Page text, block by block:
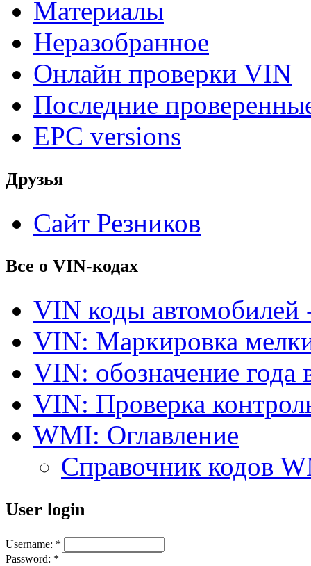
Материалы
Неразобранное
Онлайн проверки VIN
Последние
EPC versions
Друзья
Сайт Резников
Все о VIN-кодах
VIN коды автомобилей
VIN: Маркировка
VIN: обозначение года
VIN: Проверка
WMI: Оглавление
Справочник кодов
User login
Username: *
Password: *